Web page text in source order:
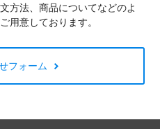
方法、商品についてなどのよ
用意しております。
フォーム